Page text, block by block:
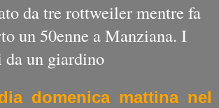
da tre rottweiler mentre fa
un 50enne a Manziana. I
da un giardino
domenica mattina nel